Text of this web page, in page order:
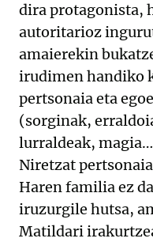
dira protagonista,
autoritarioz
amaierekin
irudimen handiko
pertsonaia eta
(sorginak,
lurraldeak,
Niretzat
Haren familia ez
iruzurgile hutsa,
Matildari